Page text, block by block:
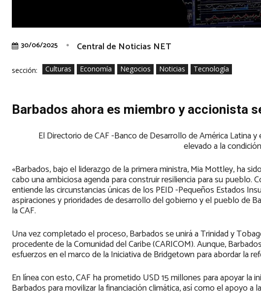
30/06/2025 Central de Noticias NET
sección: Culturas Economía Negocios Noticias Tecnología
Barbados ahora es miembro y accionista
El Directorio de CAF -Banco de Desarrollo de América Latina
elevado a la
«Barbados, bajo el liderazgo de la primera ministra, Mia Mottley, ha
cabo una ambiciosa agenda para construir resiliencia para su
entiende las circunstancias únicas de los PEID -Pequeños Estados
aspiraciones y prioridades de desarrollo del gobierno y el pueblo de
la CAF.
Una vez completado el proceso, Barbados se unirá a Trinidad y
procedente de la Comunidad del Caribe (CARICOM). Aunque,
esfuerzos en el marco de la Iniciativa de Bridgetown para abordar la
En línea con esto, CAF ha prometido USD 15 millones para apoyar
Barbados para movilizar la financiación climática, así como el apoyo